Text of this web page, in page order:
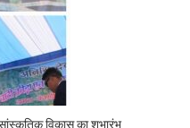
सांस्कृतिक विकास का शुभारंभ